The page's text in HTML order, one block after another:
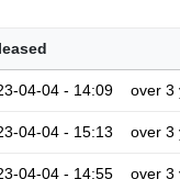
04-04 - 14:09 over 3
04-04 - 15:13 over 3
04-04 - 14:55 over 3